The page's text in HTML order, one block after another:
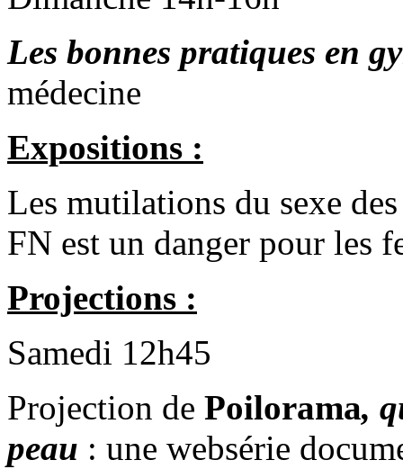
Les bonnes pratiques en
médecine
Expositions :
Les mutilations du sexe
FN est un danger pour les
Projections :
Samedi 12h45
Projection de Poilorama,
peau : une websérie